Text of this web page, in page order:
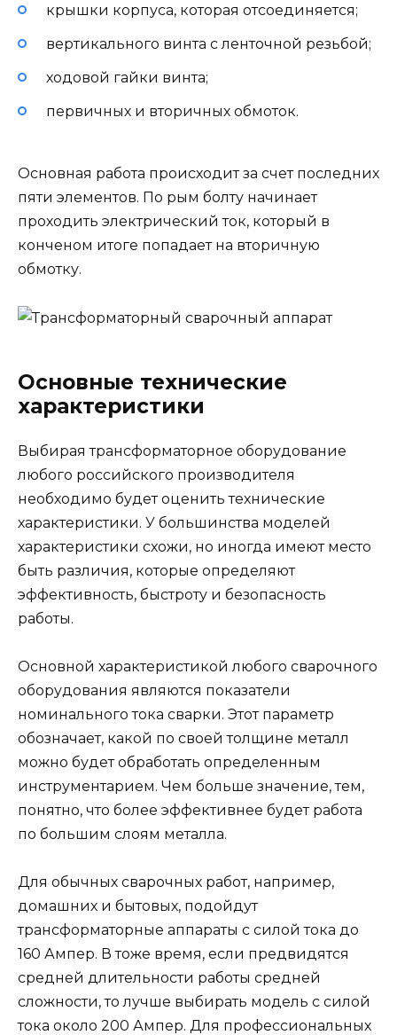
крышки корпуса, которая отсоединяется;
вертикального винта с ленточной резьбой;
ходовой гайки винта;
первичных и вторичных обмоток.
Основная работа происходит за счет последних
пяти элементов. По рым болту начинает
проходить электрический ток, который в
конченом итоге попадает на вторичную
обмотку.
Основные технические
характеристики
Выбирая трансформаторное оборудование
любого российского производителя
необходимо будет оценить технические
характеристики. У большинства моделей
характеристики схожи, но иногда имеют место
быть различия, которые определяют
эффективность, быстроту и безопасность
работы.
Основной характеристикой любого сварочного
оборудования являются показатели
номинального тока сварки. Этот параметр
обозначает, какой по своей толщине металл
можно будет обработать определенным
инструментарием. Чем больше значение, тем,
понятно, что более эффективнее будет работа
по большим слоям металла.
Для обычных сварочных работ, например,
домашних и бытовых, подойдут
трансформаторные аппараты с силой тока до
160 Ампер. В тоже время, если предвидятся
средней длительности работы средней
сложности, то лучше выбирать модель с силой
тока около 200 Ампер. Для профессиональных